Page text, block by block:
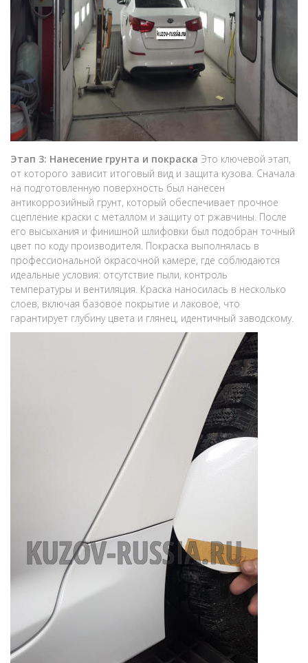
Этап 3: Нанесение грунта и покраска Это ключевой этап,
от которого зависит итоговый вид и защита кузова. Сначала
на подготовленную поверхность был нанесен
антикоррозийный грунт, который обеспечивает прочное
сцепление краски с металлом и защиту от ржавчины. После
его высыхания и финишной шлифовки был подобран точный
цвет по коду производителя. Покраска выполнялась в
профессиональной окрасочной камере, где соблюдаются
идеальные условия: отсутствие пыли, контроль
температуры и вентиляция. Краска наносилась в несколько
слоев, включая базовое покрытие и лаковое, что
гарантирует глубину цвета и глянец, идентичный заводскому.